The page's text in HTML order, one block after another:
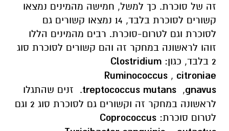
זה של סוכרת. כך למשל, חמישה מהמינים נמצאו
קשורים לסוכרת בלבד, 14 נמצאו קשורים גם
לסוכרת וגם לטרום-סוכרת. רבים מהמינים הללו
זוהו לראשונה במחקר זה והם קשורים לסוכרת סוג
2 בלבד, כגון
:
Clostridium
citroniae
,
Ruminococcus
gnavus
,
treptococcus mutans. זנים שהתגלו
לראשונה במחקר זה וקשורים גם לסוכרת סוג 2 וגם
לטרום סוכרת:
Coprococcus